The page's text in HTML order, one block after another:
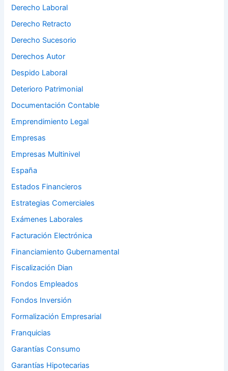
Derecho Laboral
Derecho Retracto
Derecho Sucesorio
Derechos Autor
Despido Laboral
Deterioro Patrimonial
Documentación Contable
Emprendimiento Legal
Empresas
Empresas Multinivel
España
Estados Financieros
Estrategias Comerciales
Exámenes Laborales
Facturación Electrónica
Financiamiento Gubernamental
Fiscalización Dian
Fondos Empleados
Fondos Inversión
Formalización Empresarial
Franquicias
Garantías Consumo
Garantías Hipotecarias